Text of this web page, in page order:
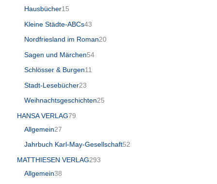
Hausbücher15
Kleine Städte-ABCs43
Nordfriesland im Roman20
Sagen und Märchen54
Schlösser & Burgen11
Stadt-Lesebücher23
Weihnachtsgeschichten25
HANSA VERLAG79
Allgemein27
Jahrbuch Karl-May-Gesellschaft52
MATTHIESEN VERLAG293
Allgemein38